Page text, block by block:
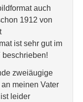
auch
1912 von
ist sehr gut im
beschrieben!
zweiäugige
meinen Vater
leider